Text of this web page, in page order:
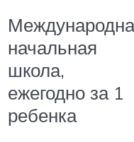
начальная
школа,
ежегодно за 1
ребенка